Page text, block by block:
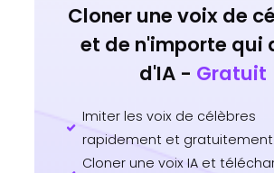
Cloner une voix de
et de n'importe qui
d'IA - Gratuit
Imiter les voix de célèbres
rapidement et gratuitement.
Cloner une voix IA et